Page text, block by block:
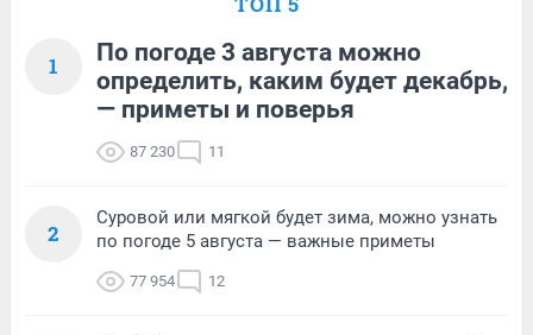
1
По погоде 3 августа можно
определить, каким будет декабрь,
— приметы и поверья
87 230 11
2
Суровой или мягкой будет зима, можно узнать
по погоде 5 августа — важные приметы
77 954 12